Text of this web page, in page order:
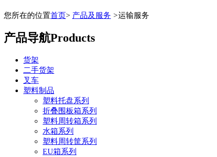
您所在的位置首页> 产品及服务 >运输服务
产品导航Products
货架
二手货架
叉车
塑料制品
塑料托盘系列
折叠围板箱系列
塑料周转箱系列
水箱系列
塑料周转筐系列
EU箱系列